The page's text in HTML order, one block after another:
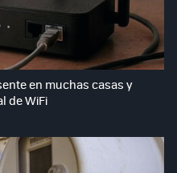
en muchas casas y
de WiFi